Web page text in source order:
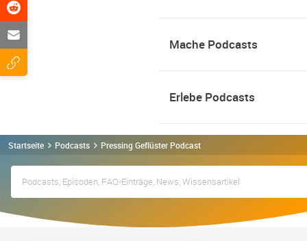
Mache Podcasts
Erlebe Podcasts
Startseite Podcasts Pressing Geflüster Podcast